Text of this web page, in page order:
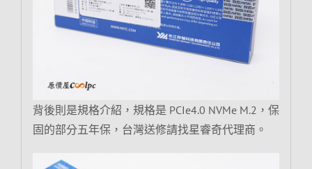
背後則是規格介紹，規格是 PCIe4.0 NVMe M.2，保
固的部分五年保，台灣送修請找星睿奇代理商。